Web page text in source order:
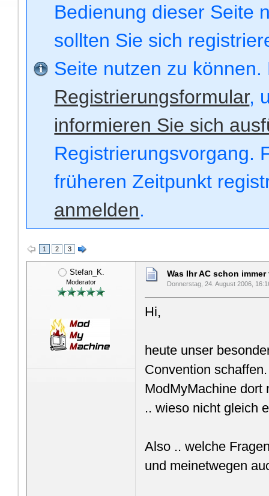
Bedienung dieser Seite
sollten Sie sich
Seite nutzen zu
Registrierungsformular,
informieren Sie sich
Registrierungsvorgang.
früheren Zeitpunkt
anmelden.
1 2 3
Stefan_K.
Moderator
Was Ihr AC schon
Donnerstag, 24. August 2006,
Hi,
heute unser
Convention
ModMyMachine dort
.. wieso nicht gleich
Also .. welche
und meinetwegen